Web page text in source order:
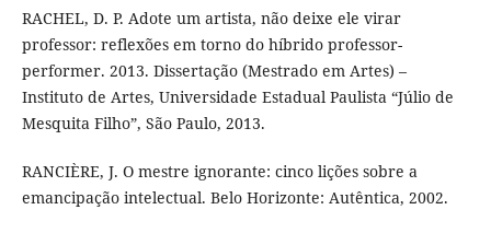
RACHEL, D. P. Adote um artista, não deixe ele virar
professor: reflexões em torno do híbrido professor-
performer. 2013. Dissertação (Mestrado em Artes) –
Instituto de Artes, Universidade Estadual Paulista “Júlio de
Mesquita Filho”, São Paulo, 2013.
RANCIÈRE, J. O mestre ignorante: cinco lições sobre a
emancipação intelectual. Belo Horizonte: Autêntica, 2002.